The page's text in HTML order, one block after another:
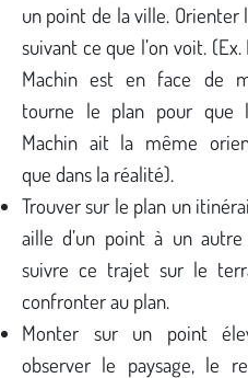
un point de la ville. Orienter
suivant ce que l’on voit. (Ex.
Machin est en face de
tourne le plan pour que
Machin ait la même
que dans la réalité).
Trouver sur le plan un
aille d’un point à un
suivre ce trajet sur le
confronter au plan.
Monter sur un point
observer le paysage, le